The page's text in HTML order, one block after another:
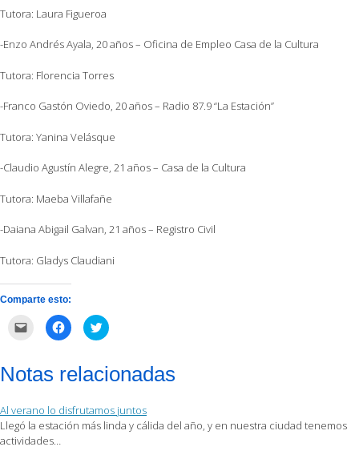
Tutora: Laura Figueroa
-Enzo Andrés Ayala, 20 años – Oficina de Empleo Casa de la Cultura
Tutora: Florencia Torres
-Franco Gastón Oviedo, 20 años – Radio 87.9 “La Estación”
Tutora: Yanina Velásque
-Claudio Agustín Alegre, 21 años – Casa de la Cultura
Tutora: Maeba Villafañe
-Daiana Abigail Galvan, 21 años – Registro Civil
Tutora: Gladys Claudiani
Comparte esto:
correo
electrónico
amigo
(Se
abre
en
Haz
clic
Facebook
(Se
una
ventana
nueva)
Haz
clic
en
Twitter
(Se
una
ventana
nueva)
Notas relacionadas
Al verano lo disfrutamos juntos
Llegó la estación más linda y cálida del año, y en nuestra ciudad tenemos
actividades…